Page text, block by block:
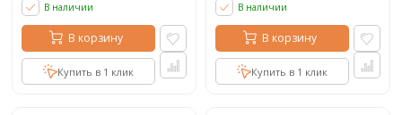
В наличии
В корзину
Купить в 1 клик
В наличии
В корзину
Купить в 1 клик